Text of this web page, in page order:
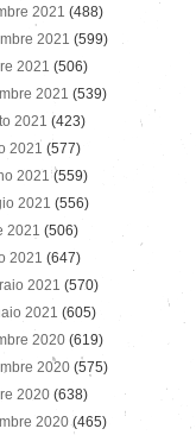
2021 (488)
2021 (599)
2021 (506)
2021 (539)
2021 (423)
2021 (577)
2021(559)
2021 (556)
2021 (506)
2021 (647)
2021 (570)
2021 (605)
2020 (619)
2020 (575)
2020 (638)
2020(465)